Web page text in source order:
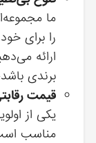
ما
را برای
ارائه
برندی
قیمت
یکی از
مناسب است